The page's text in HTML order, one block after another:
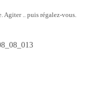
Agiter .. puis régalez-vous.